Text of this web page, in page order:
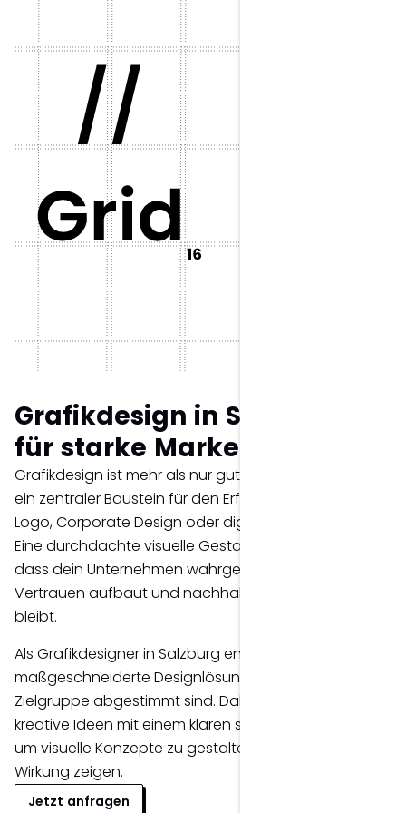
Grafikdesign in Salzburg
für starke Marken.
Grafikdesign ist mehr als nur gutes Aussehen – es ist
ein zentraler Baustein für den Erfolg deiner Marke. Ob
Logo, Corporate Design oder digitale Anwendungen:
Eine durchdachte visuelle Gestaltung sorgt dafür,
dass dein Unternehmen wahrgenommen wird,
Vertrauen aufbaut und nachhaltig in Erinnerung
bleibt.
Als Grafikdesigner in Salzburg entwickle ich
maßgeschneiderte Designlösungen, die auf deine
Zielgruppe abgestimmt sind. Dabei verbinde ich
kreative Ideen mit einem klaren strategischen Ansatz,
um visuelle Konzepte zu gestalten, die messbare
Wirkung zeigen.
Jetzt anfragen